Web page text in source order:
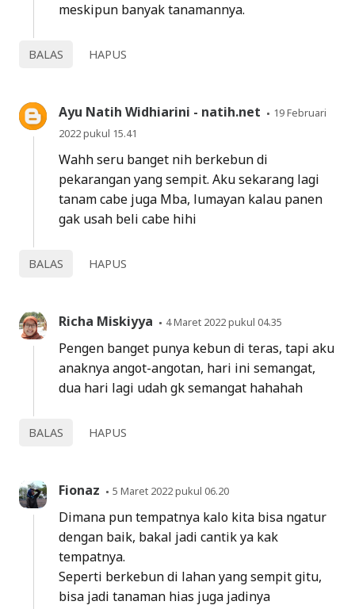
meskipun banyak tanamannya.
BALAS HAPUS
Ayu Natih Widhiarini - natih.net
19 Februari
2022 pukul 15.41
Wahh seru banget nih berkebun di
pekarangan yang sempit. Aku sekarang lagi
tanam cabe juga Mba, lumayan kalau panen
gak usah beli cabe hihi
BALAS HAPUS
Richa Miskiyya 4 Maret 2022 pukul 04.35
Pengen banget punya kebun di teras, tapi aku
anaknya angot-angotan, hari ini semangat,
dua hari lagi udah gk semangat hahahah
BALAS HAPUS
Fionaz 5 Maret 2022 pukul 06.20
Dimana pun tempatnya kalo kita bisa ngatur
dengan baik, bakal jadi cantik ya kak
tempatnya.
Seperti berkebun di lahan yang sempit gitu,
bisa jadi tanaman hias juga jadinya